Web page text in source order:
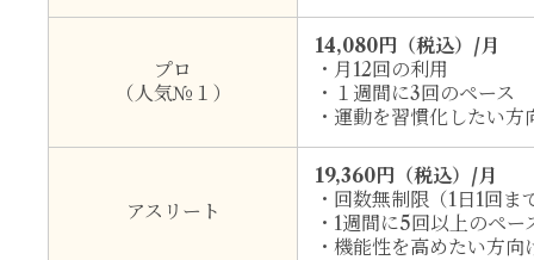
プロ
（人気№１）
14,080円（税込）/月
・月12回の利用
・１週間に3回のペース
・運動を習慣化したい方
アスリート
19,360円（税込）/月
・回数無制限（1日1回ま
・1週間に5回以上のペー
・機能性を高めたい方向